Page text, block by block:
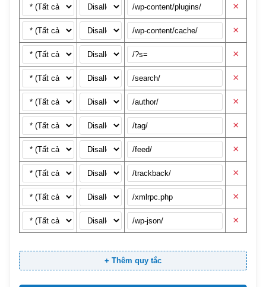
×
×
×
×
×
×
×
×
×
×
+ Thêm quy tắc